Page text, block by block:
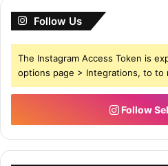
Proses pembayaran Duti
Proses tindakan jika
Perkara yang perlu tahu
Panduan menulis surat
Kesimpulan Panduan 1
Follow Us
The Instagram Access Token is
options page > Integrations, to to
Follow